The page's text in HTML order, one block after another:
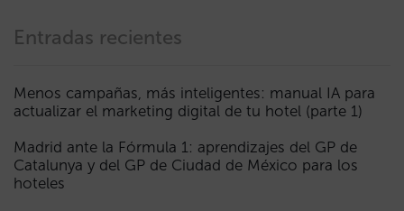
Entradas recientes
Menos campañas, más inteligentes: manual IA para
actualizar el marketing digital de tu hotel (parte 1)
Madrid ante la Fórmula 1: aprendizajes del GP de
Catalunya y del GP de Ciudad de México para los
hoteles